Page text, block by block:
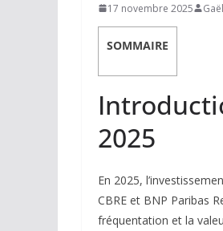
17 novembre 2025 Gaël
SOMMAIRE
2025
En 2025,
CBRE et BNP Paribas
fréquentation et la